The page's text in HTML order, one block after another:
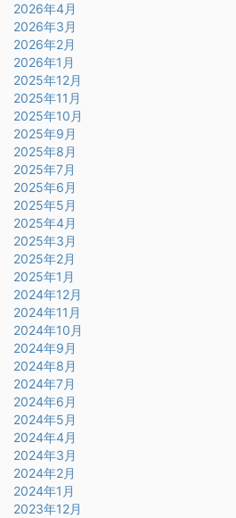
2026年4月
2026年3月
2026年2月
2026年1月
2025年12月
2025年11月
2025年10月
2025年9月
2025年8月
2025年7月
2025年6月
2025年5月
2025年4月
2025年3月
2025年2月
2025年1月
2024年12月
2024年11月
2024年10月
2024年9月
2024年8月
2024年7月
2024年6月
2024年5月
2024年4月
2024年3月
2024年2月
2024年1月
2023年12月